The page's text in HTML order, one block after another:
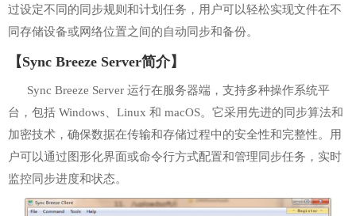
过设定不同的同步规则和计划任务，用户可以轻松实现文件在不
同存储设备或网络位置之间的自动同步和备份。
【Sync Breeze Server简介】
Sync Breeze Server 运行在服务器端，支持多种操作系统平
台，包括 Windows、Linux 和 macOS。它采用先进的同步算法和
加密技术，确保数据在传输和存储过程中的安全性和完整性。用
户可以通过图形化界面或命令行方式配置和管理同步任务，实时
监控同步进度和状态。